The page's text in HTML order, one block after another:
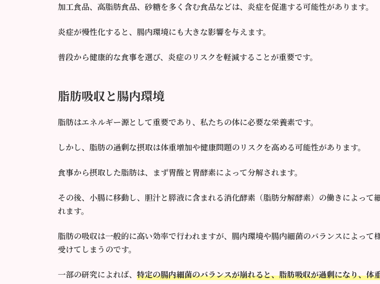
加工食品、高脂肪食品、砂糖を多く含む食品などは、炎症を促進する可能性があります。
炎症が慢性化すると、腸内環境にも大きな影響を与えます。
普段から健康的な食事を選び、炎症のリスクを軽減することが重要です。
脂肪吸収と腸内環境
脂肪はエネルギー源として重要であり、私たちの体に必要な栄養素です。
しかし、脂肪の過剰な摂取は体重増加や健康問題のリスクを高める可能性があります。
食事から摂取した脂肪は、まず胃酸と胃酵素によって分解されます。
その後、小腸に移動し、胆汁と膵液に含まれる消化酵素（脂肪分解酵素）の働きによって
れます。
脂肪の吸収は一般的に高い効率で行われますが、腸内環境や腸内細菌のバランスによって
受けてしまうのです。
一部の研究によれば、 特定の腸内細菌のバランスが崩れると、脂肪吸収が過剰になり、体